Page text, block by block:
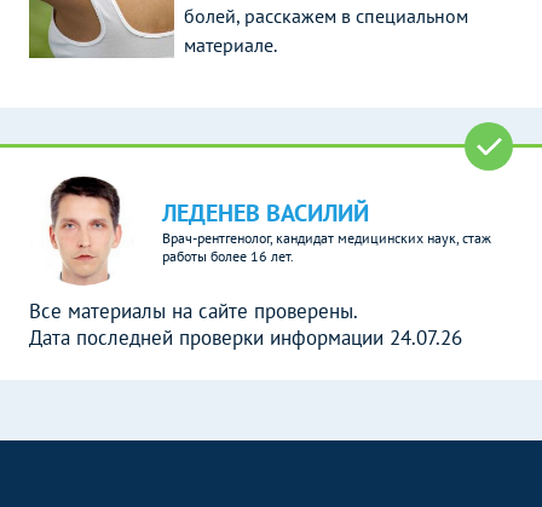
болей, расскажем в специальном
материале.
ЛЕДЕНЕВ ВАСИЛИЙ
Врач-рентгенолог, кандидат медицинских наук, стаж
работы более 16 лет.
Все материалы на сайте проверены.
Дата последней проверки информации 24.07.26